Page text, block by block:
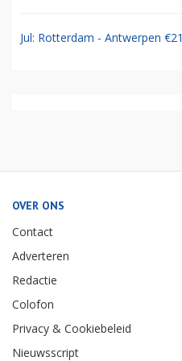
Jul: Rotterdam - Antwerpen €21
OVER ONS
Contact
Adverteren
Redactie
Colofon
Privacy & Cookiebeleid
Nieuwsscript